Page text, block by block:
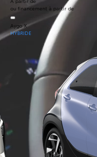
ou financement à partir de
Aygo X
HYBRIDE